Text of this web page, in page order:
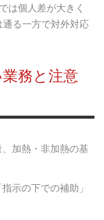
は個人差が大きく
る一方で対外対応
務と注意
加熱・非加熱の基
示の下での補助」